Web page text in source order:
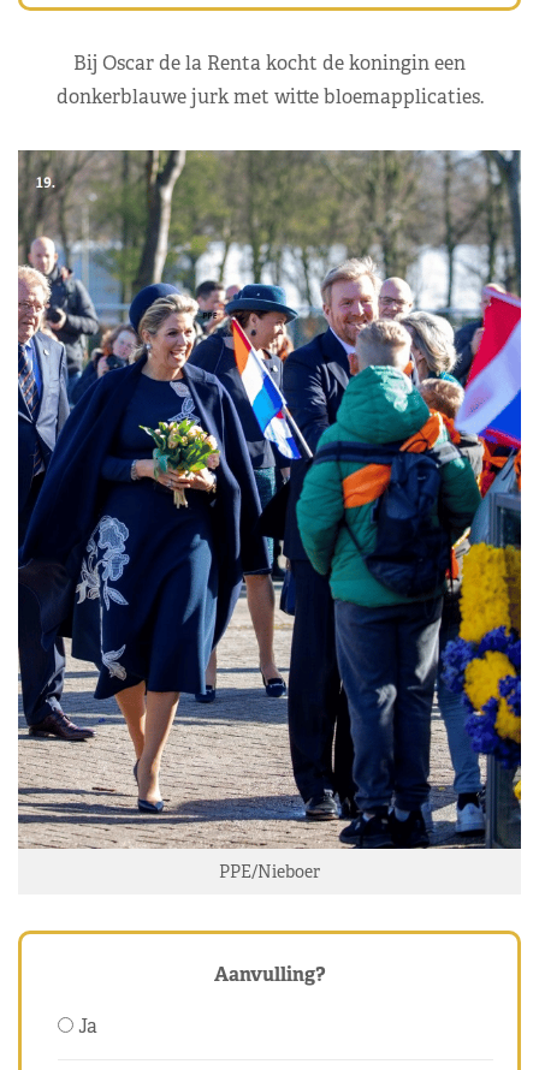
Bij Oscar de la Renta kocht de koningin een
donkerblauwe jurk met witte bloemapplicaties.
PPE/Nieboer
Aanvulling?
Ja